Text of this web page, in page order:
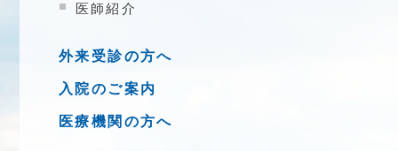
医師紹介
外来受診の方へ
入院のご案内
医療機関の方へ